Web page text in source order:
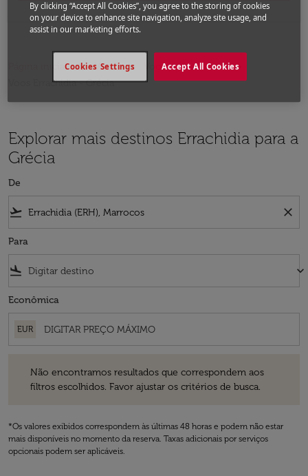
Página inicial Voos
Voos para a Grécia
Voos Errachidia - Grécia
Explorar mais destinos Errachidia para a
Grécia
De
flight_takeoff close
Para
flight_land keyboard_arrow_down
Econômica
EUR
Não encontramos resultados que correspondem aos
filtros escolhidos. Favor ajustar os critérios de busca.
*Os valores exibidos correspondem às últimas 48 horas e podem não estar
mais disponíveis no momento da reserva. Taxas adicionais por serviços
opcionais podem ser aplicáveis.
By clicking “Accept All Cookies”, you agree to the storing of cookies
on your device to enhance site navigation, analyze site usage, and
assist in our marketing efforts.
Accept All Cookies
Cookies Settings